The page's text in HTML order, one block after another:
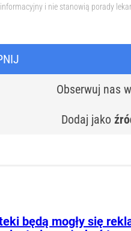
i nie stanowią porady
Obserwuj nas w
Dodaj jako
będą mogły się